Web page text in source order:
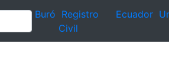
Buró Registro
Civil
Ecuador